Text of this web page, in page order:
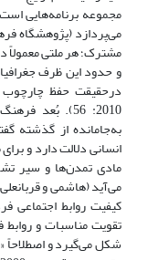
مجموعه برنامه‌هایی
مشترک؛ هر ملتی
و حدود این ظرف
درحقیقت حفظ
2010: 56). بُعد
به‌جا‌مانده از گذشته
انسانی دلالت دارد و
مادی تمدن‌ها و سیر
کیفیت روابط اجتماعی
تقویت مناسبات و
شکل می‌گیرد و اصطلاحاً